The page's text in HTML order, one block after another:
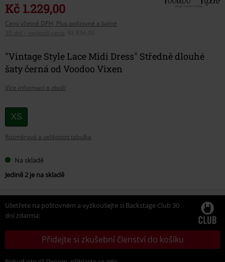
Kč 1.229,00
Ceny včetně DPH, Plus poštovné a balné
30 dní – nejlepší cena
Kč 836,00
"Vintage Style Lace Midi Dress" Středně dlouhé
šaty černá od Voodoo Vixen
Více informací o zboží
Vyberte
si
velikost
XS
Rozměrová a velikostní tabulka
Na skladě
Jedině 2 je na skladě
Ušetřete na poštovném a vyzkoušejte si Backstage Club 30
dní zdarma:
Přidejte si zkušební členství do košíku